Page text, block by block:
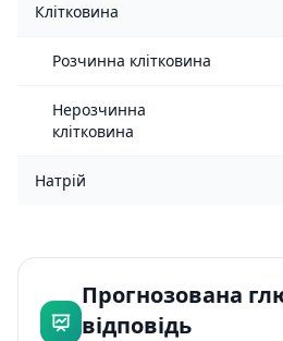
Клітковина
Розчинна клітковина
Нерозчинна
клітковина
Натрій
Прогнозована
відповідь